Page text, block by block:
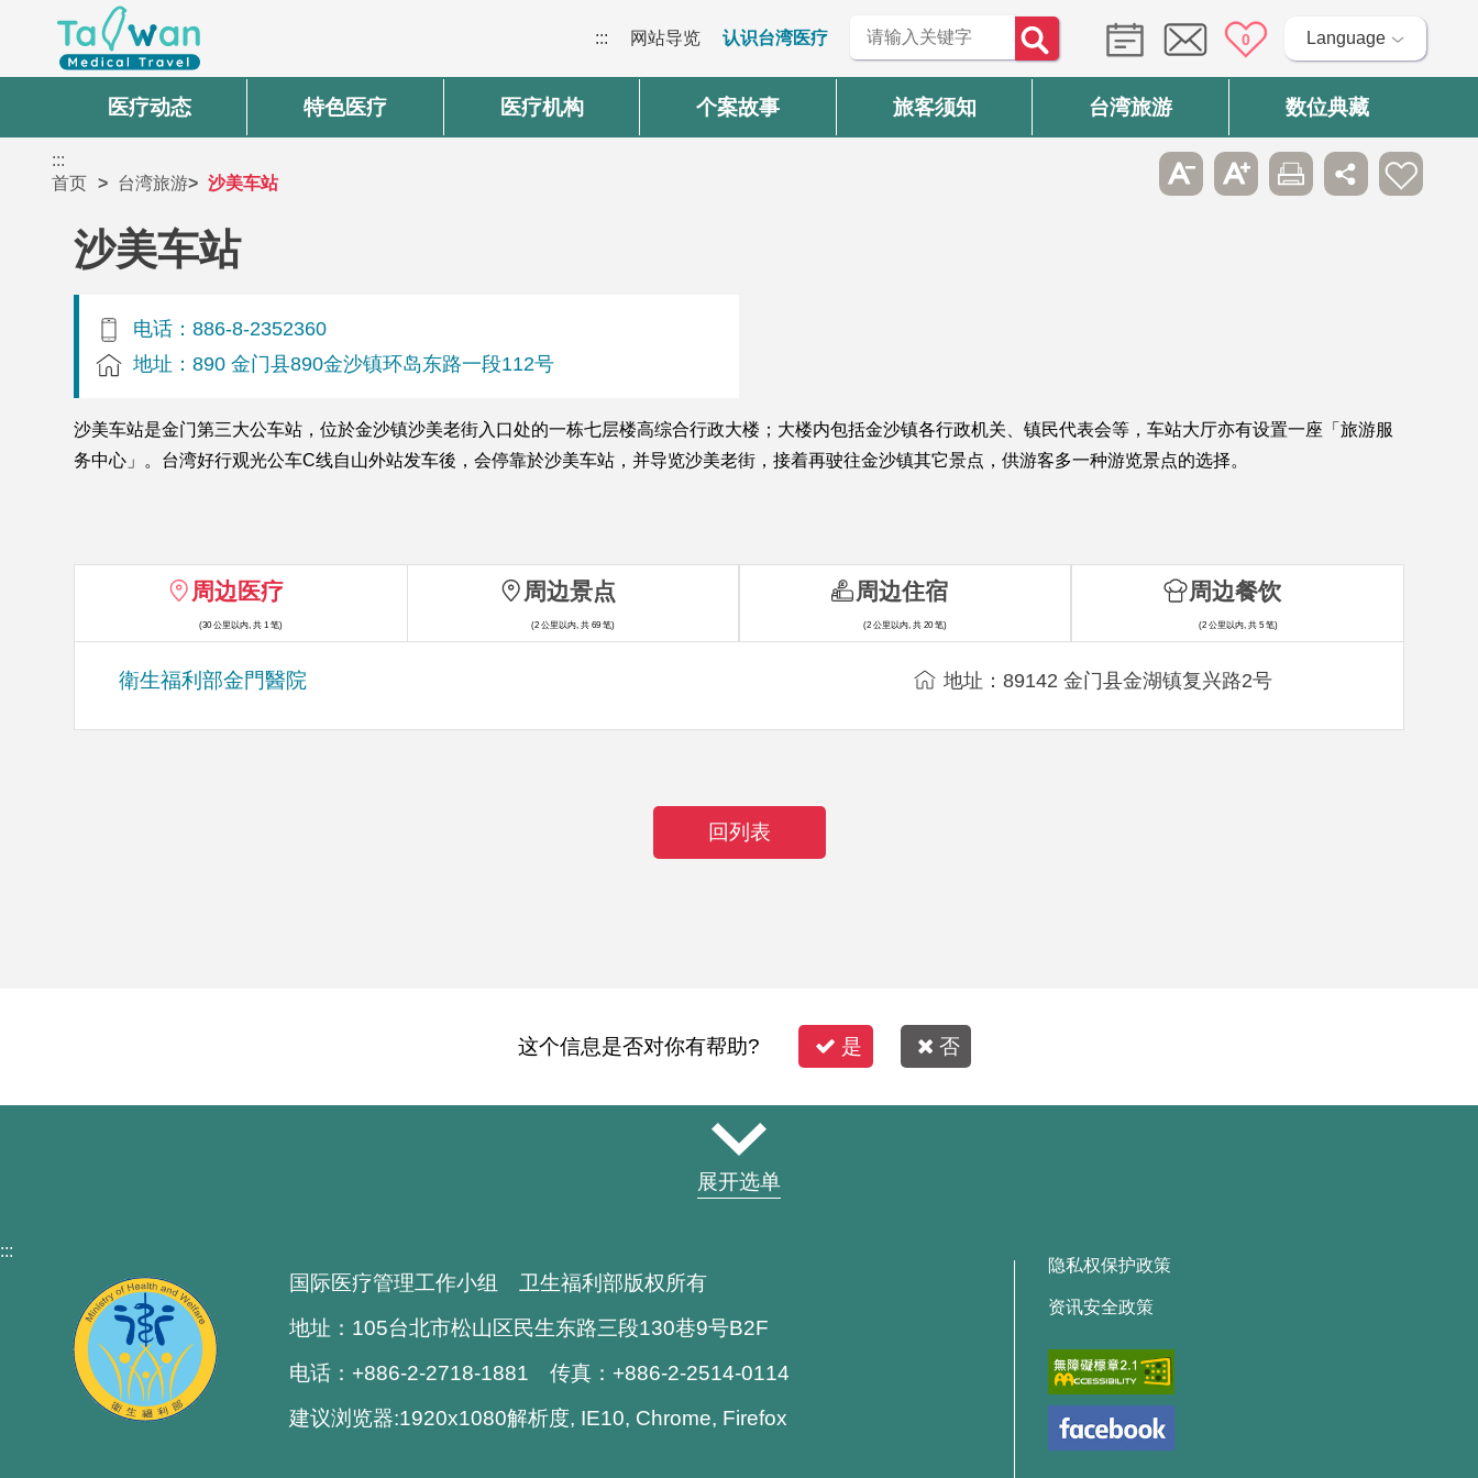
::: 网站导览 认识台湾医疗 0 Language
医疗动态 特色医疗 医疗机构 个案故事 旅客须知 台湾旅游 数位典藏
:::
首页
台湾旅游 沙美车站
沙美车站
电话：886-8-2352360
地址：890 金门县890金沙镇环岛东路一段112号
沙美车站是金门第三大公车站，位於金沙镇沙美老街入口处的一栋七层楼高综合行政大楼；大楼内包括金沙镇各行政机关、镇民代表会等，车站大厅亦有设置一座「旅游服
务中心」。台湾好行观光公车C线自山外站发车後，会停靠於沙美车站，并导览沙美老街，接着再驶往金沙镇其它景点，供游客多一种游览景点的选择。
周边医疗
(30 公里以内, 共 1 笔)
衛生福利部金門醫院 地址：89142 金门县金湖镇复兴路2号
周边景点
(2 公里以内, 共 69 笔)
周边住宿
(2 公里以内, 共 20 笔)
周边餐饮
(2 公里以内, 共 5 笔)
回列表
这个信息是否对你有帮助? 是 否
展开选单
:::
国际医疗管理工作小组 卫生福利部版权所有
地址：105台北市松山区民生东路三段130巷9号B2F
电话：+886-2-2718-1881 传真：+886-2-2514-0114
建议浏览器:1920x1080解析度, IE10, Chrome, Firefox
隐私权保护政策
资讯安全政策